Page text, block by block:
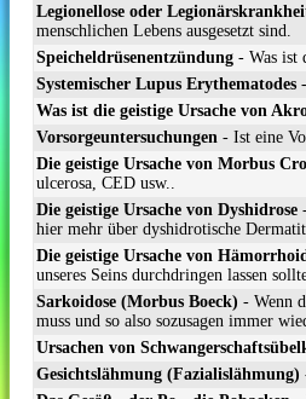
Legionellose oder
menschlichen Lebens ausgesetzt sind.
Speicheldrüsenentzündung - Was ist
Systemischer Lupus Erythematodes
Was ist die geistige Ursache von
Vorsorgeuntersuchungen - Ist eine
Die geistige Ursache von Morbus
ulcerosa, CED usw..
Die geistige Ursache von Dyshidrose
hier mehr über dyshidrotische
Die geistige Ursache von
unseres Seins durchdringen lassen
Sarkoidose (Morbus Boeck) - Wenn
muss und so also sozusagen immer
Ursachen von
Gesichtslähmung (Fazialislähmung)